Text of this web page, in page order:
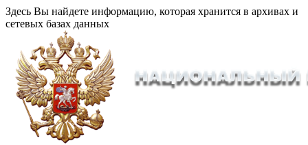
Здесь Вы найдете информацию, которая хранится в архивах и
сетевых базах данных